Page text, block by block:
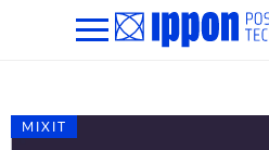
MIXIT